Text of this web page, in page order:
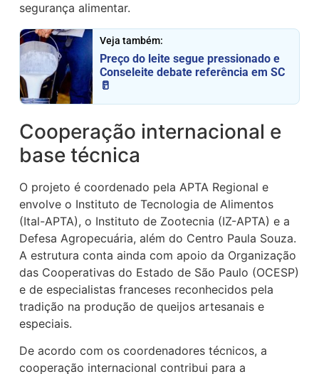
segurança alimentar.
Veja também:
Preço do leite segue pressionado e
Conseleite debate referência em SC
🥛
Cooperação internacional e
base técnica
O projeto é coordenado pela APTA Regional e
envolve o Instituto de Tecnologia de Alimentos
(Ital-APTA), o Instituto de Zootecnia (IZ-APTA) e a
Defesa Agropecuária, além do Centro Paula Souza.
A estrutura conta ainda com apoio da Organização
das Cooperativas do Estado de São Paulo (OCESP)
e de especialistas franceses reconhecidos pela
tradição na produção de queijos artesanais e
especiais.
De acordo com os coordenadores técnicos, a
cooperação internacional contribui para a